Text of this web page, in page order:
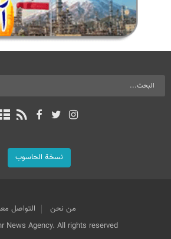
نسخة الحاسوب
من نحن
التواصل
News Agency. All rights reserved